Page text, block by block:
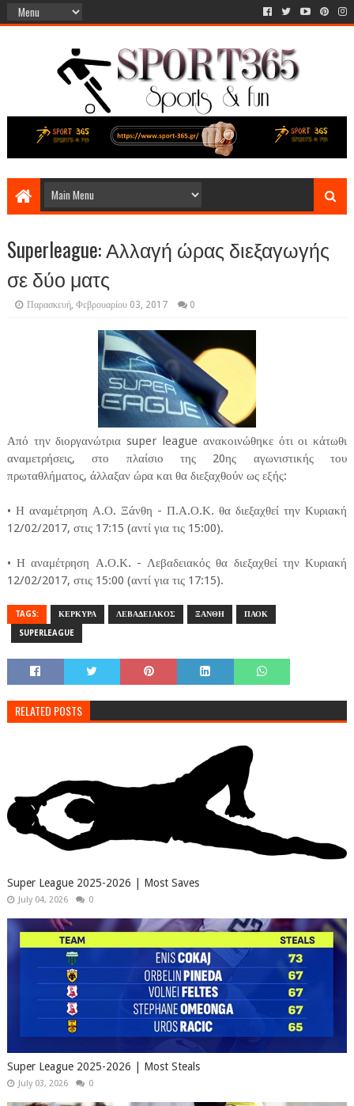
Superleague: Αλλαγή ώρας διεξαγωγής
σε δύο ματς
Παρασκευή, Φεβρουαρίου 03, 2017 0
Από την διοργανώτρια super league ανακοινώθηκε ότι οι κάτωθι
αναμετρήσεις, στο πλαίσιο της 20ης αγωνιστικής του
πρωταθλήματος, άλλαξαν ώρα και θα διεξαχθούν ως εξής:
• Η αναμέτρηση Α.Ο. Ξάνθη - Π.Α.Ο.Κ. θα διεξαχθεί την Κυριακή
12/02/2017, στις 17:15 (αντί για τις 15:00).
• Η αναμέτρηση Α.Ο.Κ. - Λεβαδειακός θα διεξαχθεί την Κυριακή
12/02/2017, στις 15:00 (αντί για τις 17:15).
TAGS: ΚΕΡΚΥΡΑ ΛΕΒΑΔΕΙΑΚΟΣ ΞΑΝΘΗ ΠΑΟΚ
SUPERLEAGUE
RELATED POSTS
Super League 2025-2026 | Most Saves
July 04, 2026 0
Super League 2025-2026 | Most Steals
July 03, 2026 0